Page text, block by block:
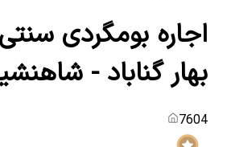
اجاره بومگردی
بهار گناباد -
7604